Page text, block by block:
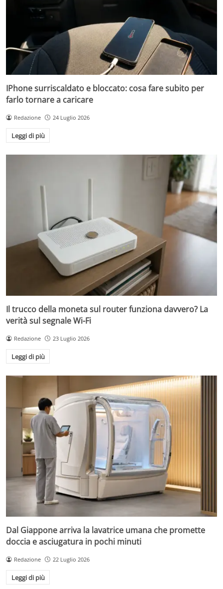
IPhone surriscaldato e bloccato: cosa fare subito per
farlo tornare a caricare
Redazione 24 Luglio 2026
Leggi di più
Il trucco della moneta sul router funziona davvero? La
verità sul segnale Wi-Fi
Redazione 23 Luglio 2026
Leggi di più
Dal Giappone arriva la lavatrice umana che promette
doccia e asciugatura in pochi minuti
Redazione 22 Luglio 2026
Leggi di più